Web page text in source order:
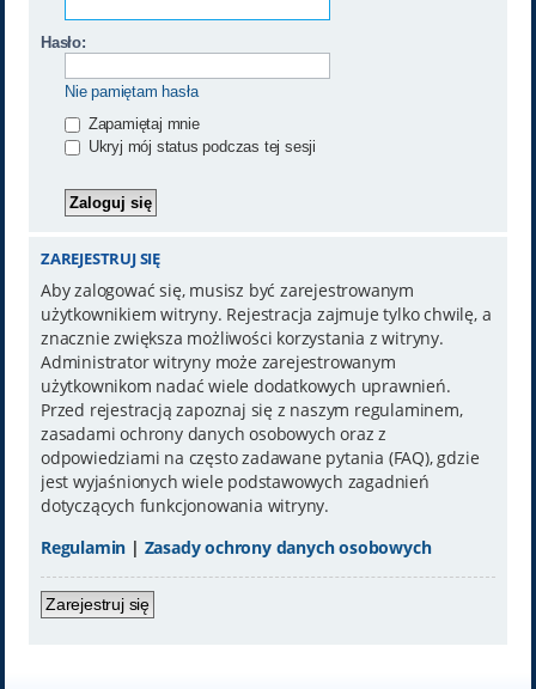
Hasło:
Nie pamiętam hasła
Zapamiętaj mnie
Ukryj mój status podczas tej sesji
ZAREJESTRUJ SIĘ
Aby zalogować się, musisz być zarejestrowanym
użytkownikiem witryny. Rejestracja zajmuje tylko chwilę, a
znacznie zwiększa możliwości korzystania z witryny.
Administrator witryny może zarejestrowanym
użytkownikom nadać wiele dodatkowych uprawnień.
Przed rejestracją zapoznaj się z naszym regulaminem,
zasadami ochrony danych osobowych oraz z
odpowiedziami na często zadawane pytania (FAQ), gdzie
jest wyjaśnionych wiele podstawowych zagadnień
dotyczących funkcjonowania witryny.
Regulamin | Zasady ochrony danych osobowych
Zarejestruj się